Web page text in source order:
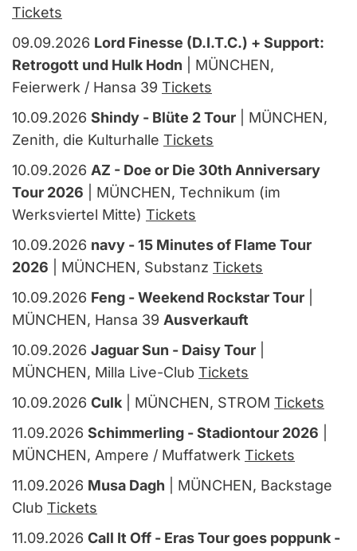
Tickets
09.09.2026 Lord Finesse (D.I.T.C.) + Support:
Retrogott und Hulk Hodn | MÜNCHEN,
Feierwerk / Hansa 39 Tickets
10.09.2026 Shindy - Blüte 2 Tour | MÜNCHEN,
Zenith, die Kulturhalle Tickets
10.09.2026 AZ - Doe or Die 30th Anniversary
Tour 2026 | MÜNCHEN, Technikum (im
Werksviertel Mitte) Tickets
10.09.2026 navy - 15 Minutes of Flame Tour
2026 | MÜNCHEN, Substanz Tickets
10.09.2026 Feng - Weekend Rockstar Tour
MÜNCHEN, Hansa 39 Ausverkauft
10.09.2026 Jaguar Sun - Daisy Tour
MÜNCHEN, Milla Live-Club Tickets
10.09.2026 Culk | MÜNCHEN, STROM Tickets
11.09.2026 Schimmerling - Stadiontour 2026
MÜNCHEN, Ampere / Muffatwerk Tickets
11.09.2026 Musa Dagh | MÜNCHEN, Backstage
Club Tickets
11.09.2026 Call It Off - Eras Tour goes poppunk -